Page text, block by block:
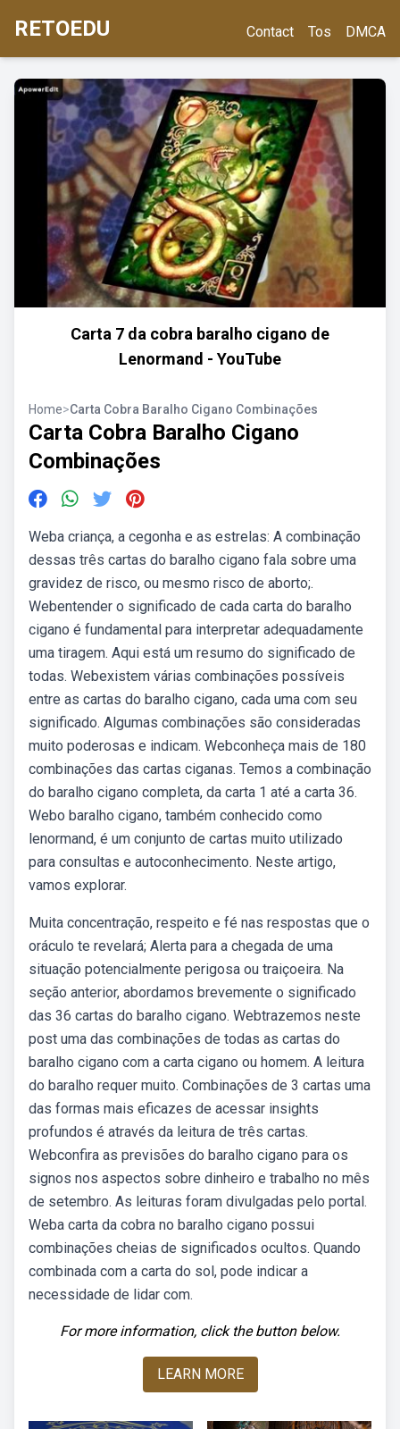
RETOEDU Contact Tos DMCA
Carta 7 da cobra baralho cigano de
Lenormand - YouTube
Home>Carta Cobra Baralho Cigano Combinações
Carta Cobra Baralho Cigano
Combinações
Weba criança, a cegonha e as estrelas: A combinação
dessas três cartas do baralho cigano fala sobre uma
gravidez de risco, ou mesmo risco de aborto;.
Webentender o significado de cada carta do baralho
cigano é fundamental para interpretar adequadamente
uma tiragem. Aqui está um resumo do significado de
todas. Webexistem várias combinações possíveis
entre as cartas do baralho cigano, cada uma com seu
significado. Algumas combinações são consideradas
muito poderosas e indicam. Webconheça mais de 180
combinações das cartas ciganas. Temos a combinação
do baralho cigano completa, da carta 1 até a carta 36.
Webo baralho cigano, também conhecido como
lenormand, é um conjunto de cartas muito utilizado
para consultas e autoconhecimento. Neste artigo,
vamos explorar.
Muita concentração, respeito e fé nas respostas que o
oráculo te revelará; Alerta para a chegada de uma
situação potencialmente perigosa ou traiçoeira. Na
seção anterior, abordamos brevemente o significado
das 36 cartas do baralho cigano. Webtrazemos neste
post uma das combinações de todas as cartas do
baralho cigano com a carta cigano ou homem. A leitura
do baralho requer muito. Combinações de 3 cartas uma
das formas mais eficazes de acessar insights
profundos é através da leitura de três cartas.
Webconfira as previsões do baralho cigano para os
signos nos aspectos sobre dinheiro e trabalho no mês
de setembro. As leituras foram divulgadas pelo portal.
Weba carta da cobra no baralho cigano possui
combinações cheias de significados ocultos. Quando
combinada com a carta do sol, pode indicar a
necessidade de lidar com.
For more information, click the button below.
LEARN MORE